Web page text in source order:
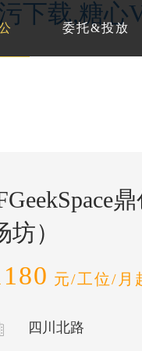
下载,糖心
委托&投放
坊）
元/工位/月
四川北路